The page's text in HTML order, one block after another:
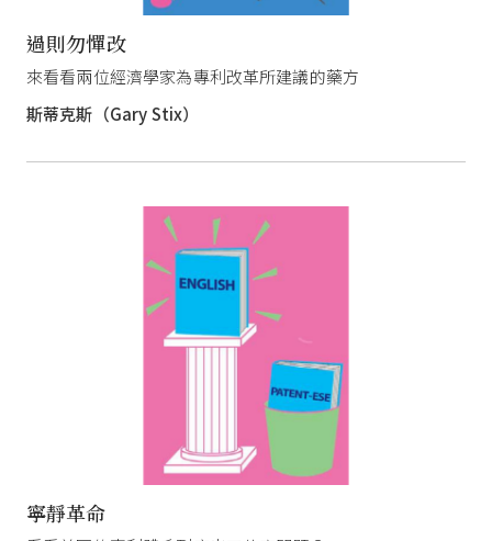
過則勿憚改
來看看兩位經濟學家為專利改革所建議的藥方
斯蒂克斯（Gary Stix）
寧靜革命